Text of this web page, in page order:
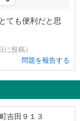
ても便利だと思
投稿）
問題を報告する
吉田９１３